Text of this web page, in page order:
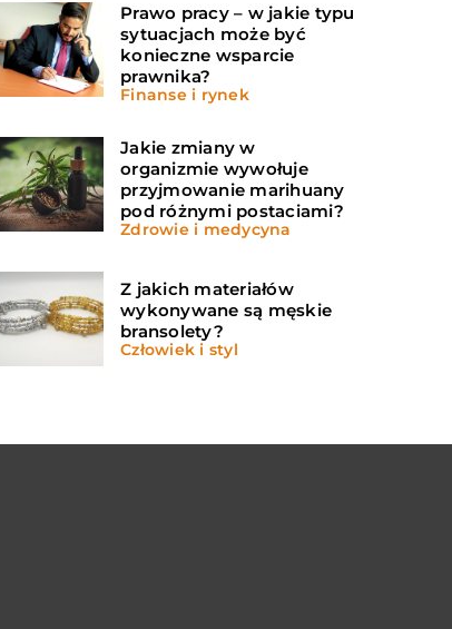
Prawo pracy – w jakie typu
sytuacjach może być
konieczne wsparcie
prawnika?
Finanse i rynek
Jakie zmiany w
organizmie wywołuje
przyjmowanie marihuany
pod różnymi postaciami?
Zdrowie i medycyna
Z jakich materiałów
wykonywane są męskie
bransolety?
Człowiek i styl